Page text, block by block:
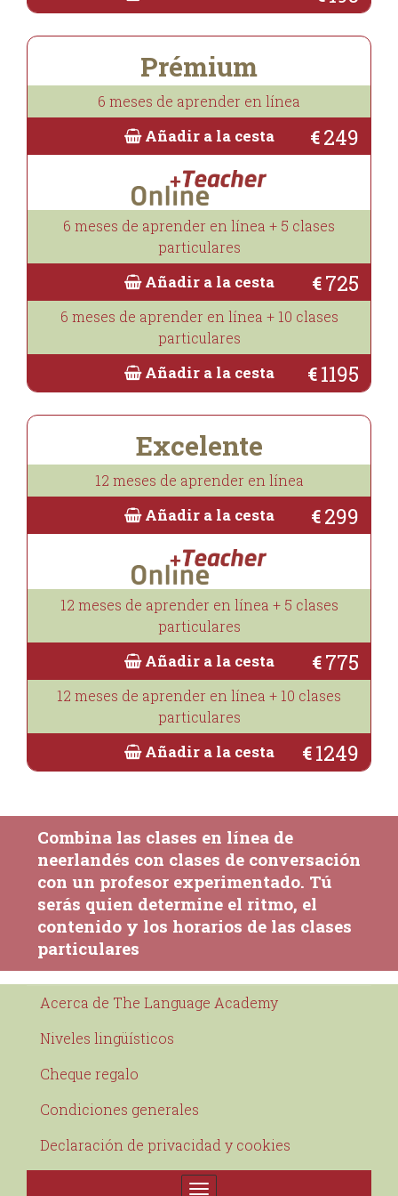
Prémium
6 meses de aprender en línea
Añadir a la cesta €249
6 meses de aprender en línea + 5 clases
particulares
Añadir a la cesta €725
6 meses de aprender en línea + 10 clases
particulares
Añadir a la cesta €1195
Excelente
12 meses de aprender en línea
Añadir a la cesta €299
12 meses de aprender en línea + 5 clases
particulares
Añadir a la cesta €775
12 meses de aprender en línea + 10 clases
particulares
Añadir a la cesta €1249
Combina las clases en línea de
neerlandés con clases de conversación
con un profesor experimentado. Tú
serás quien determine el ritmo, el
contenido y los horarios de las clases
particulares
Acerca de The Language Academy
Niveles lingüísticos
Cheque regalo
Condiciones generales
Declaración de privacidad y cookies
Toggle